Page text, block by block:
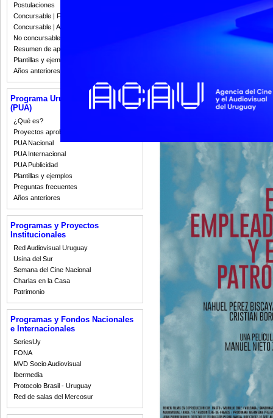
Postulaciones
Concursable | Fallos 2023
Concursable | Actas y Resoluciones
No concursable | Actas y Resoluciones
Resumen de apoyos 2008-2022
Plantillas y ejemplos
Años anteriores
Programa Uruguay Audiovisual
(PUA)
¿Qué es?
Proyectos aprobados
PUA Nacional
PUA Internacional
PUA Publicidad
Plantillas y ejemplos
Preguntas frecuentes
Años anteriores
Programas y Proyectos
Institucionales
Red Audiovisual Uruguay
Usina del Sur
Semana del Cine Nacional
Charlas en la Casa
Patrimonio
Programas y Fondos Nacionales
e Internacionales
SeriesUy
FONA
MVD Socio Audiovisual
Ibermedia
Protocolo Brasil - Uruguay
Red de salas del Mercosur
El empleado y el patrón
, de
des réalisateurs, la sección